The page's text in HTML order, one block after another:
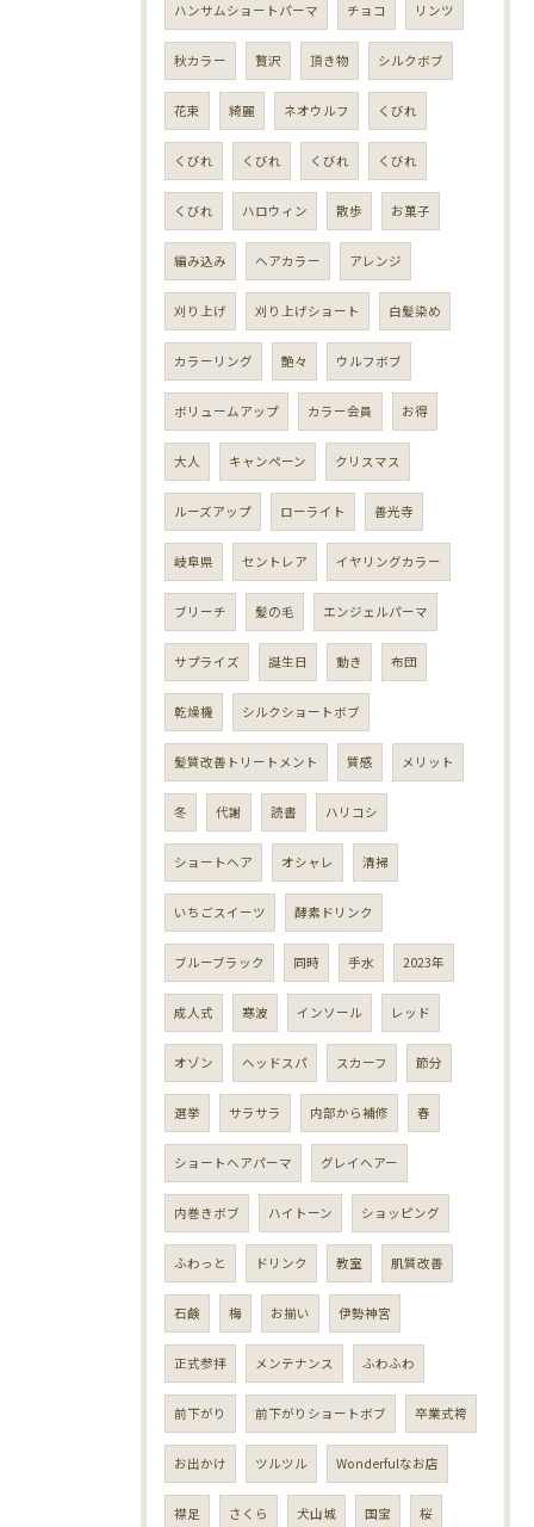
ハンサムショートパーマ チョコ リンツ
秋カラー 贅沢 頂き物 シルクボブ
花束 綺麗 ネオウルフ くびれ
くびれ くびれ くびれ くびれ
くびれ ハロウィン 散歩 お菓子
編み込み ヘアカラー アレンジ
刈り上げ 刈り上げショート 白髪染め
カラーリング 艶々 ウルフボブ
ボリュームアップ カラー会員 お得
大人 キャンペーン クリスマス
ルーズアップ ローライト 善光寺
岐阜県 セントレア イヤリングカラー
ブリーチ 髪の毛 エンジェルパーマ
サプライズ 誕生日 動き 布団
乾燥機 シルクショートボブ
髪質改善トリートメント 質感 メリット
冬 代謝 読書 ハリコシ
ショートヘア オシャレ 清掃
いちごスイーツ 酵素ドリンク
ブルーブラック 同時 手水 2023年
成人式 寒波 インソール レッド
オゾン ヘッドスパ スカーフ 節分
選挙 サラサラ 内部から補修 春
ショートヘアパーマ グレイヘアー
内巻きボブ ハイトーン ショッピング
ふわっと ドリンク 教室 肌質改善
石鹸 梅 お揃い 伊勢神宮
正式参拝 メンテナンス ふわふわ
前下がり 前下がりショートボブ 卒業式袴
お出かけ ツルツル Wonderfulなお店
襟足 さくら 犬山城 国宝 桜